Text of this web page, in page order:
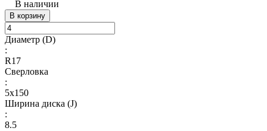
В наличии
В корзину
Диаметр (D)
:
R17
Сверловка
:
5х150
Ширина диска (J)
:
8.5